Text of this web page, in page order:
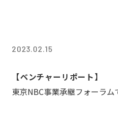
2023.02.15
【ベンチャーリポート】
東京NBC事業承継フォーラ